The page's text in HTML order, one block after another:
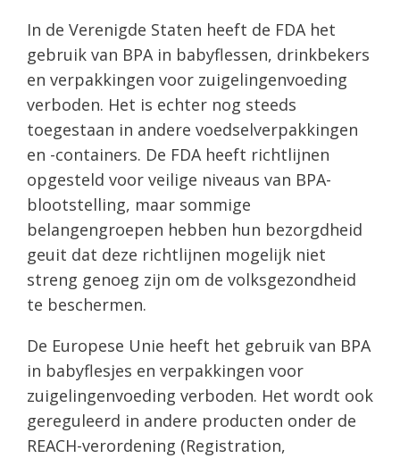
In de Verenigde Staten heeft de FDA het
gebruik van BPA in babyflessen, drinkbekers
en verpakkingen voor zuigelingenvoeding
verboden. Het is echter nog steeds
toegestaan in andere voedselverpakkingen
en -containers. De FDA heeft richtlijnen
opgesteld voor veilige niveaus van BPA-
blootstelling, maar sommige
belangengroepen hebben hun bezorgdheid
geuit dat deze richtlijnen mogelijk niet
streng genoeg zijn om de volksgezondheid
te beschermen.
De Europese Unie heeft het gebruik van BPA
in babyflesjes en verpakkingen voor
zuigelingenvoeding verboden. Het wordt ook
gereguleerd in andere producten onder de
REACH-verordening (Registration,